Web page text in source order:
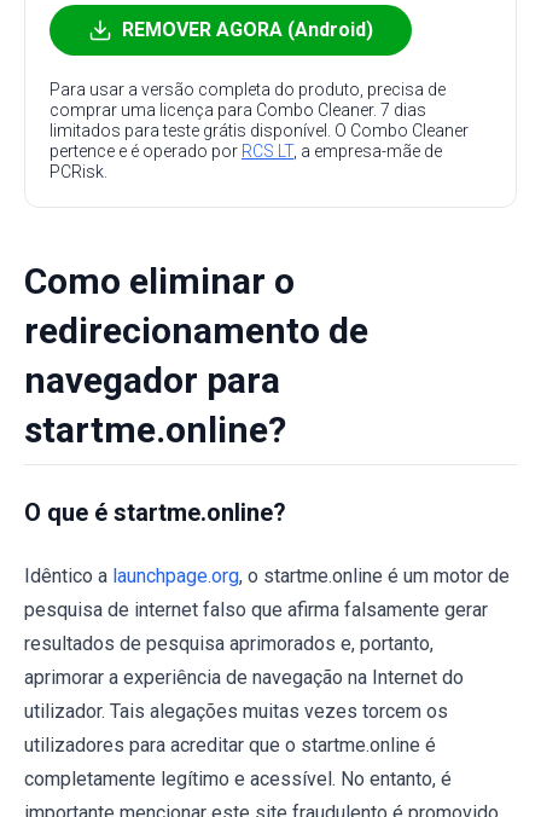
REMOVER AGORA (Android)
Para usar a versão completa do produto, precisa de
comprar uma licença para Combo Cleaner. 7 dias
limitados para teste grátis disponível. O Combo Cleaner
pertence e é operado por RCS LT, a empresa-mãe de
PCRisk.
Como eliminar o
redirecionamento de
navegador para
startme.online?
O que é startme.online?
Idêntico a launchpage.org, o startme.online é um motor de
pesquisa de internet falso que afirma falsamente gerar
resultados de pesquisa aprimorados e, portanto,
aprimorar a experiência de navegação na Internet do
utilizador. Tais alegações muitas vezes torcem os
utilizadores para acreditar que o startme.online é
completamente legítimo e acessível. No entanto, é